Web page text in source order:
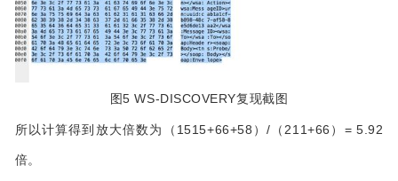
图5WS-DISCOVERY复现截图
所以计算得到放大倍数为（1515+66+58）/（211+66）= 5.92
倍。